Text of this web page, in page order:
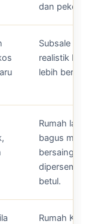
dan
Subsale
realistik
lebih
Rumah
bagus
bersaing
betul.
Rumah